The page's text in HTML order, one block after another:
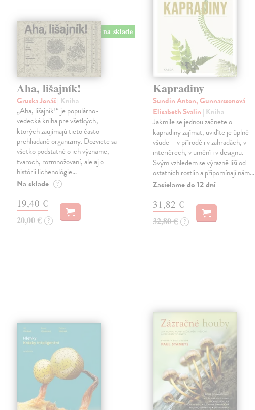
na sklade
Aha, lišajník!
Gruska Jonáš| Kniha
„Aha, lišajník!“ je populárno-
vedecká kniha pre všetkých,
ktorých zaujímajú tieto často
prehliadané organizmy. Dozviete sa
všetko podstatné o ich význame,
tvaroch, rozmnožovaní, ale aj o
histórii lichenológie…
Na sklade ?
19,40 €
20,00 € ?
Kapradiny
Sundin Anton, Gunnarssonová
Elisabeth Svalin | Kniha
Jakmile se jednou začnete o
kapradiny zajímat, uvidíte je úplně
všude – v přírodě i v zahradách, v
interiérech, v umění i v designu.
Svým vzhledem se výrazně liší od
ostatních rostlin a připomínají nám…
Zasielame do 12 dní
31,82 €
32,80 € ?